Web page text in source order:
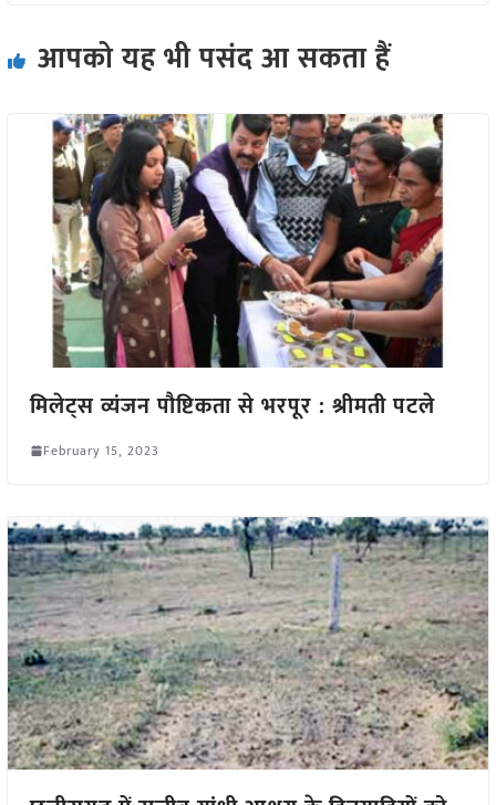
आपको यह भी पसंद आ सकता हैं
मिलेट्स व्यंजन पौष्टिकता से भरपूर : श्रीमती पटले
February 15, 2023